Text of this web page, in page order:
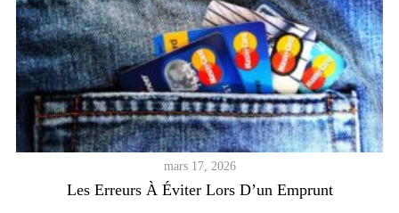
mars 17, 2026
Les Erreurs À Éviter Lors D’un Emprunt